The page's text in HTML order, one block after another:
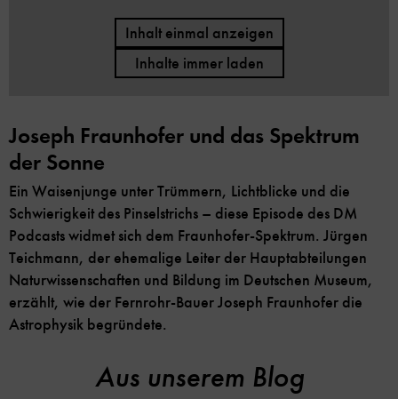
Inhalt einmal anzeigen
Inhalte immer laden
Joseph Fraunhofer und das Spektrum
der Sonne
Ein Waisenjunge unter Trümmern, Lichtblicke und die
Schwierigkeit des Pinselstrichs – diese Episode des DM
Podcasts widmet sich dem Fraunhofer-Spektrum. Jürgen
Teichmann, der ehemalige Leiter der Hauptabteilungen
Naturwissenschaften und Bildung im Deutschen Museum,
erzählt, wie der Fernrohr-Bauer Joseph Fraunhofer die
Astrophysik begründete.
Aus unserem Blog